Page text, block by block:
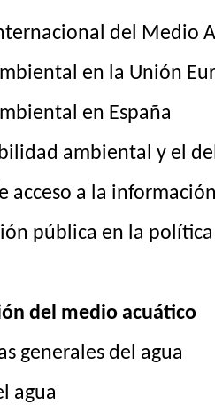
del Medio
en la Unión
en España
ambiental y el
acceso a la
pública en la
del medio acuático
generales del agua
agua